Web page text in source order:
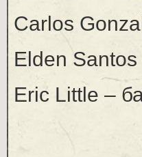
Carlos
Elden
Eric Little –